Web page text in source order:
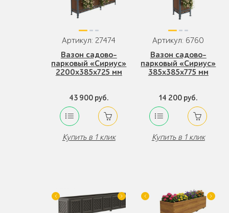
Артикул: 27474
Вазон садово-
парковый «Сириус»
2200x385x725 мм
43 900 руб.
Купить в 1 клик
Артикул: 6760
Вазон садово-
парковый «Сириус»
385x385x775 мм
14 200 руб.
Купить в 1 клик